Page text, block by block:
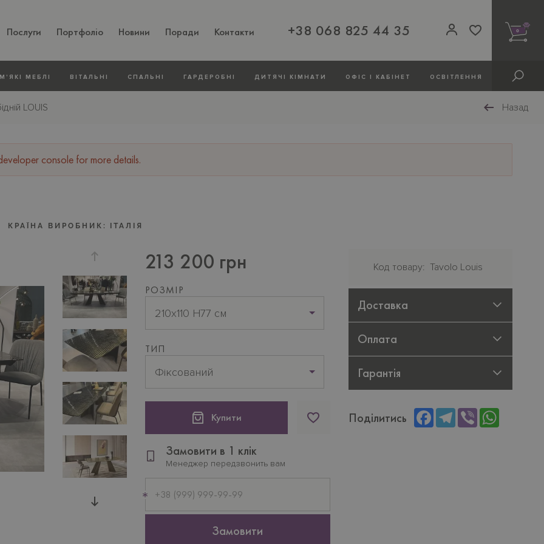
Послуги Портфоліо Новини Поради Контакти +38 068 825 44 35 0
МЕБЛI ВIТАЛЬНI СПАЛЬНІ ГАРДЕРОБНІ ДИТЯЧI КIМНАТИ ОФIС І КАБІНЕТ ОСВIТЛЕННЯ
LOUIS Назад
console for more details.
КРАЇНА ВИРОБНИК: ІТАЛІЯ
213 200 грн
РОЗМІР
210x110 H77 см
ТИП
Фіксований
Купити
Замовити в 1 клік
Менеджер передзвонить вам
телефон
Замовити
Код товару Tavolo Louis
Доставка
Оплата
Гарантія
Поділитись FacebookTelegram
ViberWhatsApp